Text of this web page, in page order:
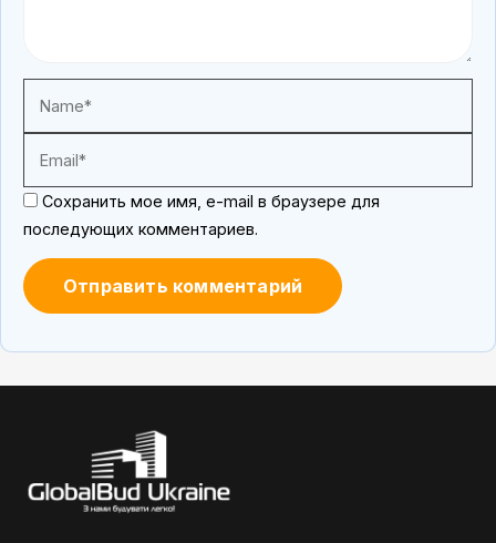
Сохранить мое имя, e-mail в браузере для
последующих комментариев.